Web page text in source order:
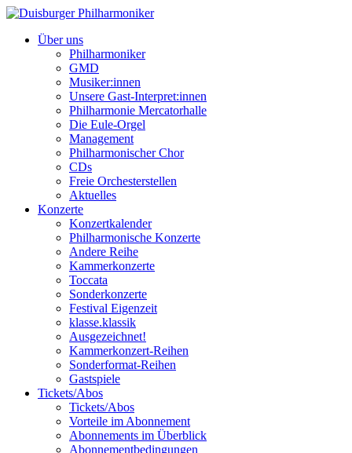
Über uns
Philharmoniker
GMD
Musiker:innen
Unsere Gast-Interpret:innen
Philharmonie Mercatorhalle
Die Eule-Orgel
Management
Philharmonischer Chor
CDs
Freie Orchesterstellen
Aktuelles
Konzerte
Konzertkalender
Philharmonische Konzerte
Andere Reihe
Kammerkonzerte
Toccata
Sonderkonzerte
Festival Eigenzeit
klasse.klassik
Ausgezeichnet!
Kammerkonzert-Reihen
Sonderformat-Reihen
Gastspiele
Tickets/Abos
Tickets/Abos
Vorteile im Abonnement
Abonnements im Überblick
Abonnement­bedingungen